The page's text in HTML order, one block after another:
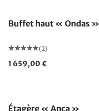
Buffet haut « Ondas »
(2)
1 659,00 €
Étagère « Anca »